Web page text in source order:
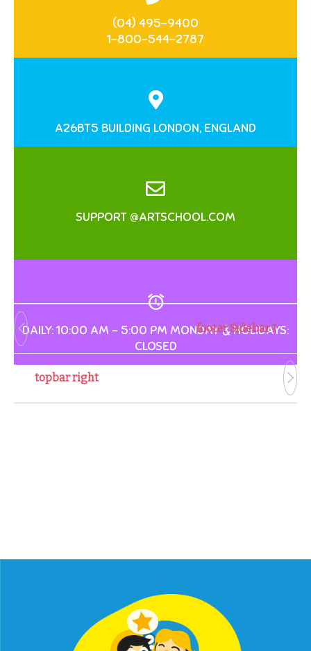
(04) 495-9400
1-800-544-2787
A26BT5 BUILDING LONDON, ENGLAND
SUPPORT @ARTSCHOOL.COM
DAILY: 10:00 AM – 5:00 PM MONDAY & HOLIDAYS:
CLOSED
topbar right
footer Sidebar 1